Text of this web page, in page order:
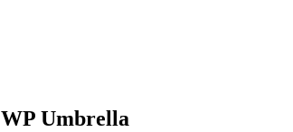
WP Umbrella